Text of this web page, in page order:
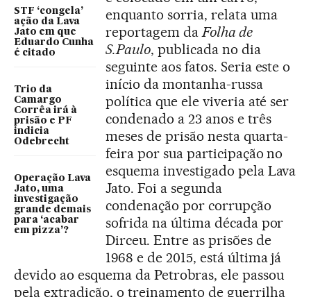
STF ‘congela’
ação da Lava
Jato em que
Eduardo Cunha
é citado
Trio da
Camargo
Corrêa irá à
prisão e PF
indicia
Odebrecht
Operação Lava
Jato, uma
investigação
grande demais
para ‘acabar
em pizza’?
enquanto sorria, relata uma
reportagem daFolha de
S.Paulo, publicada no dia
seguinte aos fatos. Seria este o
início da montanha-russa
política que ele viveria até ser
condenado a 23 anos e três
meses de prisão nesta quarta-
feira por sua participação no
esquema investigado pela Lava
Jato. Foi a segunda
condenação por corrupção
sofrida na última década por
Dirceu. Entre as prisões de
1968 e de 2015, está última já
devido ao esquema da Petrobras, ele passou
pela extradição, o treinamento de guerrilha